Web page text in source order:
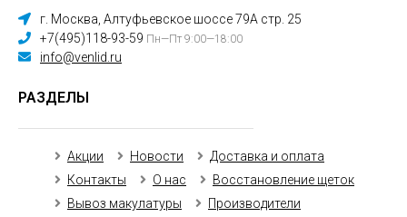
г. Москва, Алтуфьевское шоссе 79А стр. 25
+7(495)118-93-59 Пн—Пт 9:00—18:00
info@venlid.ru
РАЗДЕЛЫ
Акции Новости
Доставка и оплата
Контакты
О нас
Восстановление щеток
Вывоз макулатуры
Производители